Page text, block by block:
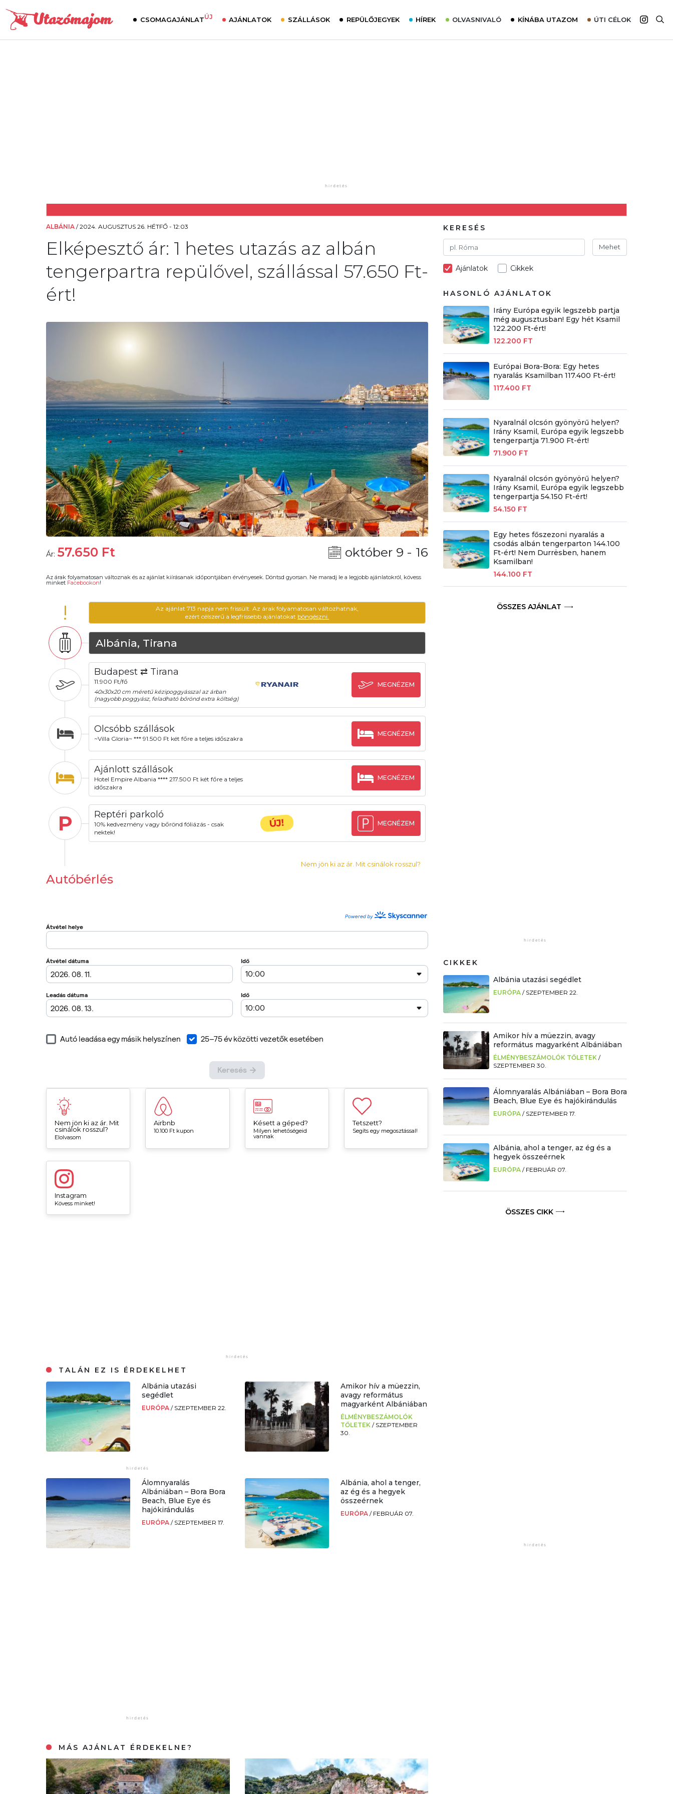
CSOMAGAJÁNLATÚJ AJÁNLATOK SZÁLLÁSOK REPÜLŐJEGYEK HÍREK OLVASNIVALÓ KÍNÁBA UTAZOM ÚTI CÉLOK
ALBÁNIA /2024. AUGUSZTUS 26. HÉTFŐ - 12:03
Elképesztő ár: 1 hetes utazás az albán
tengerpartra repülővel, szállással 57.650 Ft-
ért!
Ár: 57.650 Ft október 9 - 16
Az árak folyamatosan változnak és az ajánlat kiírásanak időpontjában érvényesek. Döntsd gyorsan. Ne maradj le a legjobb ajánlatokról, kövess
minket Facebookon!
!
Az ajánlat 713 napja nem frissült. Az árak folyamatosan változhatnak,
ezért célszerű a legfrissebb ajánlatokat böngészni.
Albánia, Tirana
Budapest ⇄ Tirana
11.900 Ft/fő
40x30x20 cm méretű kézipoggyásszal az árban
(nagyobb poggyász, feladható bőrönd extra költség)
MEGNÉZEM
Olcsóbb szállások
~Villa Gloria~ *** 91.500 Ft két főre a teljes időszakra
MEGNÉZEM
Ajánlott szállások
Hotel Empire Albania **** 217.500 Ft két főre a teljes
időszakra
MEGNÉZEM
P Reptéri parkoló
10% kedvezmény vagy bőrönd fóliázás - csak
nektek!
ÚJ! MEGNÉZEM
Nem jön ki az ár. Mit csinálok rosszul?
Autóbérlés
Nem jön ki az ár. Mit
csinálok rosszul?
Elolvasom
Airbnb
10.100 Ft kupon
Késett a géped?
Milyen lehetőségeid
vannak
Tetszett?
Segíts egy megosztással!
Instagram
Kövess minket!
TALÁN EZ IS ÉRDEKELHET
Albánia utazási
segédlet
EURÓPA/ SZEPTEMBER 22.
Amikor hív a müezzin,
avagy református
magyarként Albániában
ÉLMÉNYBESZÁMOLÓK
TŐLETEK / SZEPTEMBER
30.
Álomnyaralás
Albániában – Bora Bora
Beach, Blue Eye és
hajókirándulás
EURÓPA/ SZEPTEMBER 17.
Albánia, ahol a tenger,
az ég és a hegyek
összeérnek
EURÓPA / FEBRUÁR 07.
MÁS AJÁNLAT ÉRDEKELNE?
KERESÉS
Mehet
Ajánlatok Cikkek
HASONLÓ AJÁNLATOK
Irány Európa egyik legszebb partja
még augusztusban! Egy hét Ksamil
122.200 Ft-ért!
122.200 FT
Európai Bora-Bora: Egy hetes
nyaralás Ksamilban 117.400 Ft-ért!
117.400 FT
Nyaralnál olcsón gyönyörű helyen?
Irány Ksamil, Európa egyik legszebb
tengerpartja 71.900 Ft-ért!
71.900 FT
Nyaralnál olcsón gyönyörű helyen?
Irány Ksamil, Európa egyik legszebb
tengerpartja 54.150 Ft-ért!
54.150 FT
Egy hetes főszezoni nyaralás a
csodás albán tengerparton 144.100
Ft-ért! Nem Durrësben, hanem
Ksamilban!
144.100 FT
ÖSSZES AJÁNLAT
CIKKEK
Albánia utazási segédlet
EURÓPA / SZEPTEMBER 22.
Amikor hív a müezzin, avagy
református magyarként Albániában
ÉLMÉNYBESZÁMOLÓK TŐLETEK /
SZEPTEMBER 30.
Álomnyaralás Albániában – Bora Bora
Beach, Blue Eye és hajókirándulás
EURÓPA / SZEPTEMBER 17.
Albánia, ahol a tenger, az ég és a
hegyek összeérnek
EURÓPA / FEBRUÁR 07.
ÖSSZES CIKK